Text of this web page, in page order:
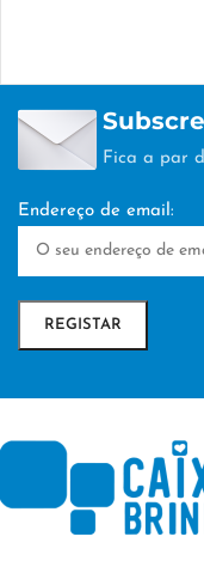
Fica a par
Endereço de email: